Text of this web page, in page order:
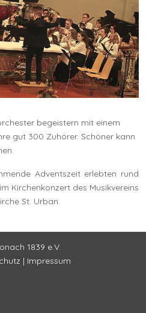
begeistern mit einem
gut 300 Zuhörer. Schöner kann
Adventszeit erlebten rund
Kirchenkonzert des Musikvereins
St. Urban.
1839 e.V.
| Impressum